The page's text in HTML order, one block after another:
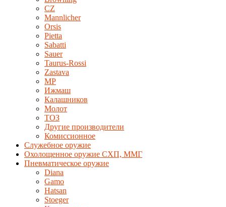
CZ
Mannlicher
Orsis
Pietta
Sabatti
Sauer
Taurus-Rossi
Zastava
MP
Ижмаш
Калашников
Молот
ТОЗ
Другие производители
Комиссионное
Служебное оружие
Охолощенное оружие СХП, ММГ
Пневматическое оружие
Diana
Gamo
Hatsan
Stoeger